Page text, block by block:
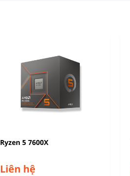
Ryzen 5 7600X
Liên hệ